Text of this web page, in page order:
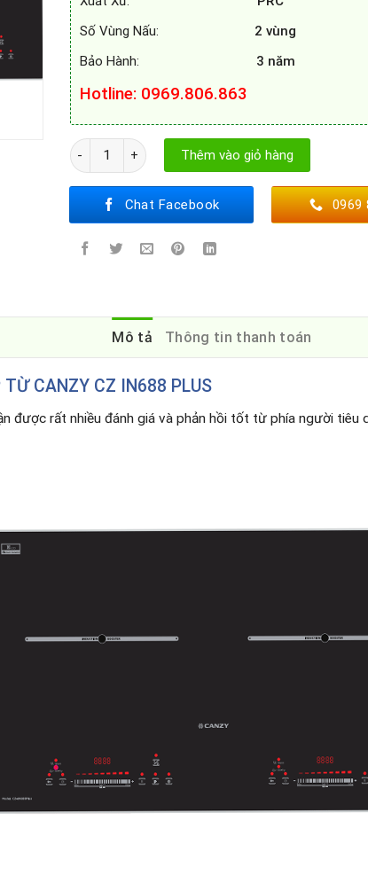
Số Vùng Nấu: 2 vùng
Bảo Hành: 3 năm
Hotline: 0969.806.863
Bếp từ Canzy CZ IN688 PLUS số lượng
Thêm vào giỏ hàng
Chat Facebook 0969
Mô tả Thông tin thanh toán
TỪ CANZY CZ IN688 PLUS
được rất nhiều đánh giá và phản hồi tốt từ phía người